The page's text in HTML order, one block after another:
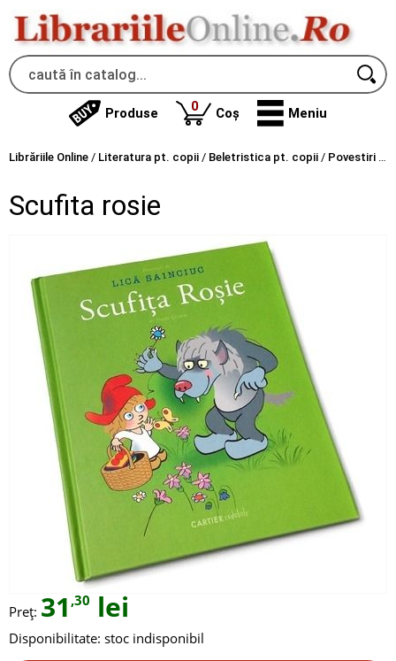
Produse 0produse
Coș Meniu
Librăriile Online / Literatura pt. copii / Beletristica pt. copii / Povestiri
Scufita rosie
Preț: 31 ,30 lei
Disponibilitate: stoc indisponibil